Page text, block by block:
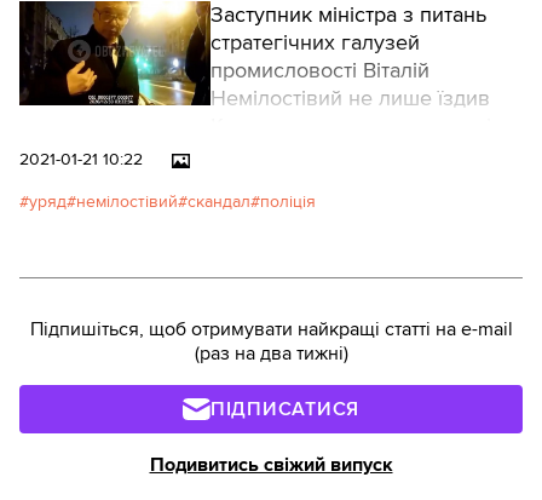
Заступник міністра з питань
стратегічних галузей
промисловості Віталій
Немілостівий не лише їздив
своєю посадою, коли його
2021-01-21 10:22
уряд немілостівий скандал поліція
Підпишіться, щоб отримувати найкращі статті на e-mail
(раз на два тижні)
ПІДПИСАТИСЯ
Подивитись свіжий випуск